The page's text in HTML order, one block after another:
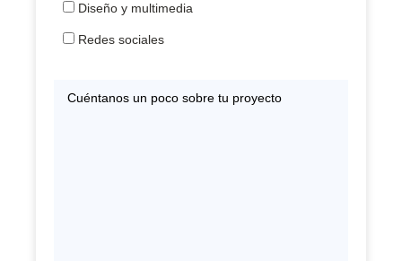
Diseño y multimedia
Redes sociales